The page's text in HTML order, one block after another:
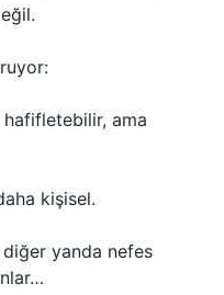
hafifletebilir, ama
kişisel.
yanda nefes